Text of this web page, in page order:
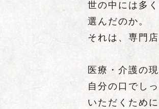
世の中には多
選んだのか。
それは、専門
医療・介護の
自分の口でし
いただくため